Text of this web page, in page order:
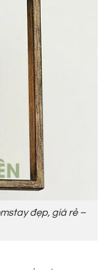
đẹp, giá rẻ –